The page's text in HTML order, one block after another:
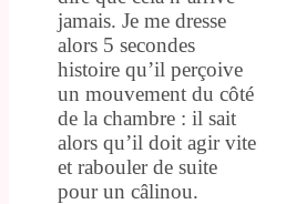
jamais. Je me dresse
alors 5 secondes
histoire qu’il perçoive
un mouvement du côté
de la chambre : il sait
alors qu’il doit agir vite
et rabouler de suite
pour un câlinou.